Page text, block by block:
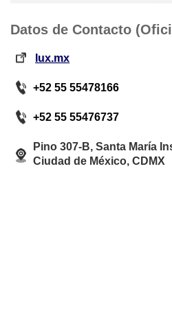
Datos de Contacto
lux.mx
+52 55 55478166
+52 55 55476737
Pino 307-B, Santa María
Ciudad de México, CDMX